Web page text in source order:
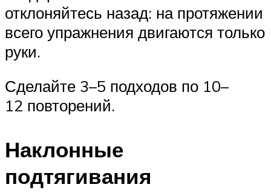
отклоняйтесь назад: на протяжении
всего упражнения двигаются только
руки.
Сделайте 3–5 подходов по 10–
12 повторений.
Наклонные
подтягивания